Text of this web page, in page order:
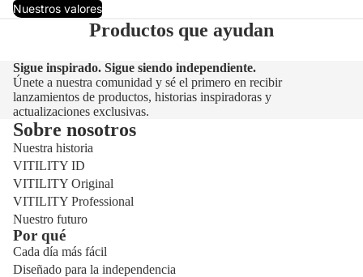
Nuestros valores
Productos que ayudan
Sigue inspirado. Sigue siendo independiente.
Únete a nuestra comunidad y sé el primero en recibir
lanzamientos de productos, historias inspiradoras y
actualizaciones exclusivas.
Sobre nosotros
Nuestra historia
VITILITY ID
VITILITY Original
VITILITY Professional
Nuestro futuro
Por qué
Cada día más fácil
Diseñado para la independencia